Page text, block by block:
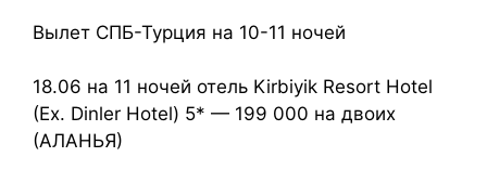
Вылет СПБ-Турция на 10-11 ночей
18.06 на 11 ночей отель Kirbiyik Resort Hotel
(Ex. Dinler Hotel) 5* — 199 000 на двоих
(АЛАНЬЯ)